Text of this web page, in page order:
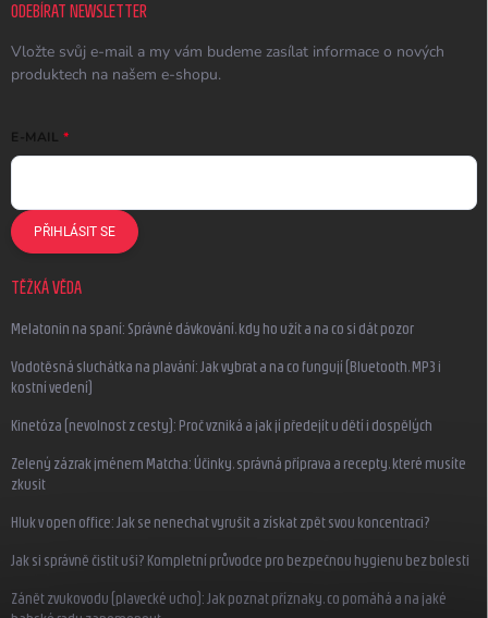
ODEBÍRAT NEWSLETTER
Vložte svůj e-mail a my vám budeme zasílat informace o nových
produktech na našem e-shopu.
E-MAIL
PŘIHLÁSIT SE
TĚŽKÁ VĚDA
Melatonin na spaní: Správné dávkování, kdy ho užít a na co si dát pozor
Vodotěsná sluchátka na plavání: Jak vybrat a na co fungují (Bluetooth, MP3 i
kostní vedení)
Kinetóza (nevolnost z cesty): Proč vzniká a jak jí předejít u dětí i dospělých
Zelený zázrak jménem Matcha: Účinky, správná příprava a recepty, které musíte
zkusit
Hluk v open office: Jak se nenechat vyrušit a získat zpět svou koncentraci?
Jak si správně čistit uši? Kompletní průvodce pro bezpečnou hygienu bez bolesti
Zánět zvukovodu (plavecké ucho): Jak poznat příznaky, co pomáhá a na jaké